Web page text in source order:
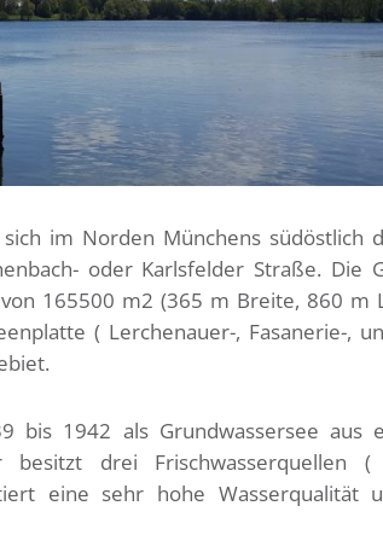
im Norden Münchens südöstlich
oder Karlsfelder Straße. Die
165500 m2 (365 m Breite, 860 m
( Lerchenauer-, Fasanerie-,
bis 1942 als Grundwassersee aus
besitzt drei Frischwasserquellen
eine sehr hohe Wasserqualität